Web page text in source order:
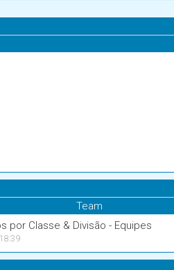
Team
por Classe & Divisão - Equipes